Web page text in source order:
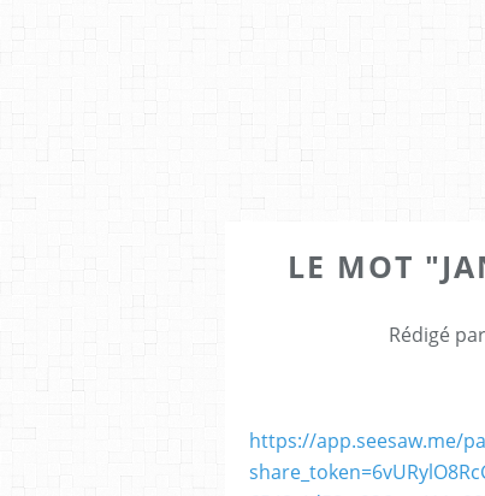
LE MOT
Rédigé
https://app.seesaw.me/